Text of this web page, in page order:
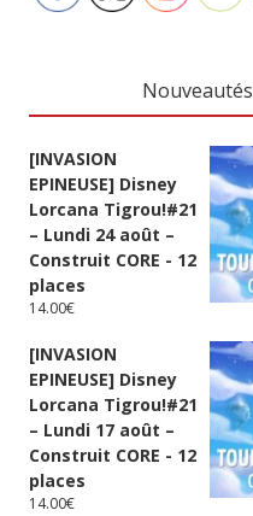
Nouveautés
[INVASION
EPINEUSE] Disney
Lorcana Tigrou!#21
– Lundi 24 août –
Construit CORE - 12
places
14.00€
[INVASION
EPINEUSE] Disney
Lorcana Tigrou!#21
– Lundi 17 août –
Construit CORE - 12
places
14.00€